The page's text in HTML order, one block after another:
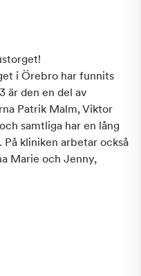
i Örebro har funnits
är den en del av
Patrik Malm, Viktor
samtliga har en lång
kliniken arbetar också
Marie och Jenny,
Jenny Wallin
och vi
omtänksamma